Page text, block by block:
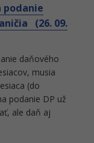
podanie
(26. 09.
daňového
musia
(do
podanie DP už
ale daň aj